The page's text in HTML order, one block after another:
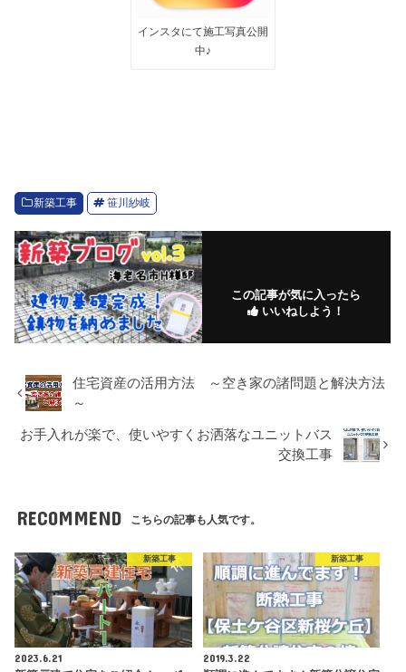
インスタにて施工写真公開
中♪
新築工事 笹川紗岐
この記事が気に入ったら
いいねしよう！
住宅資産の活用方法 ～空き家の諸問題と解決方法
～
お手入れが楽で、使いやすくお洒落なユニットバス
交換工事
RECOMMEND こちらの記事も人気です。
新築工事
2023.6.21
新築工事
2019.3.22